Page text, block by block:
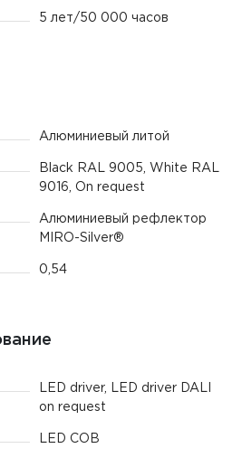
5 лет/50 000 часов
Алюминиевый литой
Black RAL 9005, White RAL
9016, On request
Алюминиевый рефлектор
MIRO-Silver®
0,54
LED driver, LED driver DALI
on request
LED COB